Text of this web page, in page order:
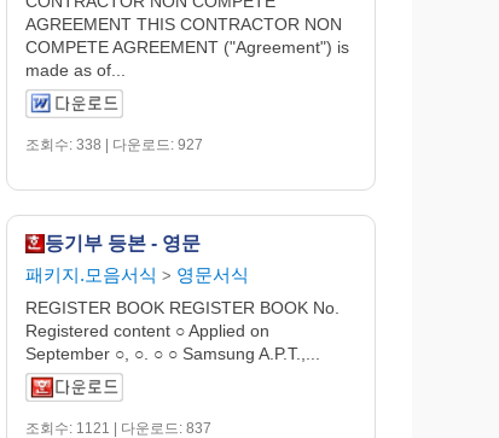
AGREEMENT THIS CONTRACTOR NON
COMPETE AGREEMENT ("Agreement") is
made as of...
조회수: 338 | 다운로드: 927
등기부 등본 - 영문
패키지.모음서식 > 영문서식
REGISTER BOOK REGISTER BOOK No.
Registered content ○ Applied on
September ○, ○. ○ ○ Samsung A.P.T.,...
조회수: 1121 | 다운로드: 837